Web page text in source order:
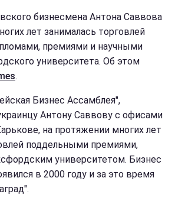
бизнесмена Антона Саввова
лет занималась торговлей
премиями и научными
университета. Об этом
.
Бизнес Ассамблея",
Антону Саввову с офисами
на протяжении многих лет
поддельными премиями,
университетом. Бизнес
в 2000 году и за это время